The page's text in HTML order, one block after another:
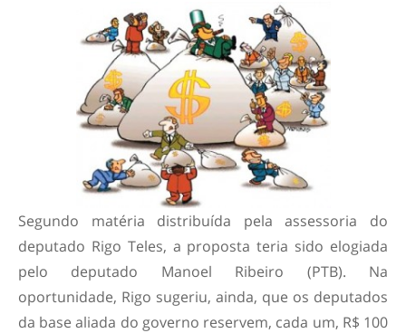
Segundo matéria distribuída pela assessoria do
deputado Rigo Teles, a proposta teria sido elogiada
pelo deputado Manoel Ribeiro (PTB). Na
oportunidade, Rigo sugeriu, ainda, que os deputados
da base aliada do governo reservem, cada um, R$ 100